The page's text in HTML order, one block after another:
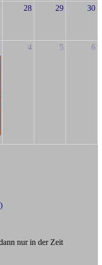
28 29 30
4 5 6
nur in der Zeit